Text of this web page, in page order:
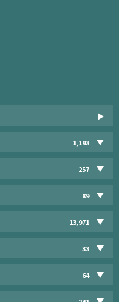
1,198
257
89
13,971
33
64